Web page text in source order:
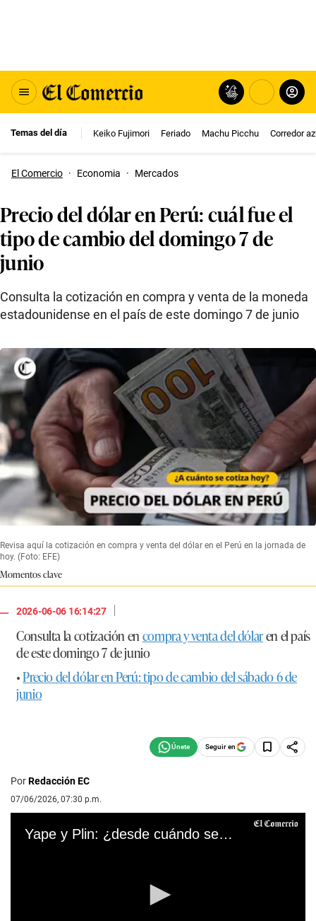
Temas del día Keiko Fujimori Feriado Machu Picchu Corredor
El Comercio · Economia · Mercados
Precio del dólar en Perú: cuál fue el
tipo de cambio del domingo 7 de
junio
Consulta la cotización en compra y venta de la moneda
estadounidense en el país de este domingo 7 de junio
Revisa aquí la cotización en compra y venta del dólar en el Perú en la jornada de
hoy. (Foto: EFE)
Momentos clave
2026-06-06 16:14:27
|
Consulta la cotización encompra y venta del dólaren el país
de este domingo 7 de junio
•Precio del dólar en Perú: tipo de cambio del sábado 6 de
junio
Seguir en
PorRedacción EC
07/06/2026, 07:30 p.m.
Yape y Plin: ¿desde cuándo se podrán hacer transferencias entre ambas billeteras?